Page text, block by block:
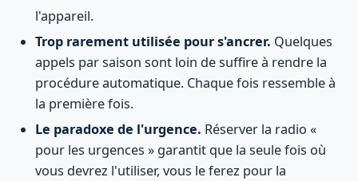
l'appareil.
Trop rarement utilisée pour s'ancrer. Quelques
appels par saison sont loin de suffire à rendre la
procédure automatique. Chaque fois ressemble à
la première fois.
Le paradoxe de l'urgence. Réserver la radio «
pour les urgences » garantit que la seule fois où
vous devrez l'utiliser, vous le ferez pour la